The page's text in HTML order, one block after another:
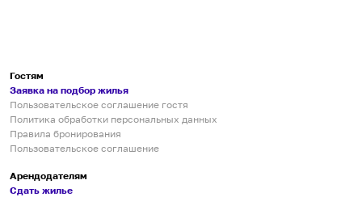
Гостям
Заявка на подбор жилья
Пользовательское соглашение гостя
Политика обработки персональных данных
Правила бронирования
Пользовательское соглашение
Арендодателям
Сдать жилье